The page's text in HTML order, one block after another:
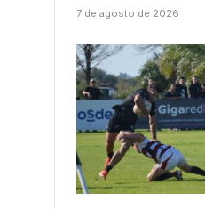
7 de agosto de 2026